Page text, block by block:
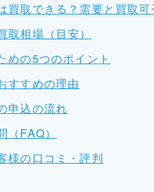
買取できる？需要と買取可
取相場（目安）
めの5つのポイント
すすめの理由
申込の流れ
（FAQ）
様の口コミ・評判